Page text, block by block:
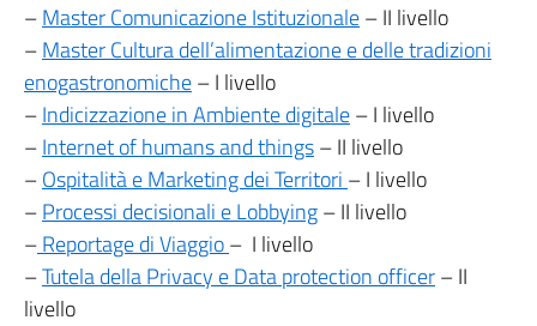
–Master Comunicazione Istituzionale– II livello
–Master Cultura dell’alimentazione e delle tradizioni
enogastronomiche– I livello
–Indicizzazione in Ambiente digitale– I livello
–Internet of humans and things– II livello
–Ospitalità e Marketing dei Territori – I livello
–Processi decisionali e Lobbying– II livello
–Reportage di Viaggio– I livello
–Tutela della Privacy e Data protection officer– II
livello